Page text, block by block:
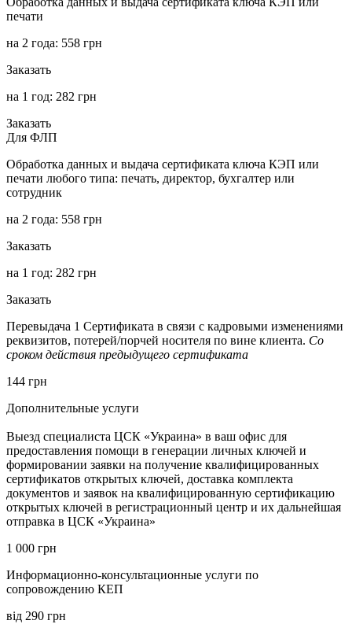
печати
на 2 года: 558 грн
Заказать
на 1 год: 282 грн
Заказать
Для ФЛП
Обработка данных и выдача сертификата ключа КЭП или
печати любого типа: печать, директор, бухгалтер или
сотрудник
на 2 года: 558 грн
Заказать
на 1 год: 282 грн
Заказать
Перевыдача 1 Сертификата в связи с кадровыми изменениями
реквизитов, потерей/порчей носителя по вине клиента. Со
сроком действия предыдущего сертификата
144 грн
Дополнительные услуги
Выезд специалиста ЦСК «Украина» в ваш офис для
предоставления помощи в генерации личных ключей и
формировании заявки на получение квалифицированных
сертификатов открытых ключей, доставка комплекта
документов и заявок на квалифицированную сертификацию
открытых ключей в регистрационный центр и их дальнейшая
отправка в ЦСК «Украина»
1 000 грн
Информационно-консультационные услуги по
сопровождению КЕП
від 290 грн